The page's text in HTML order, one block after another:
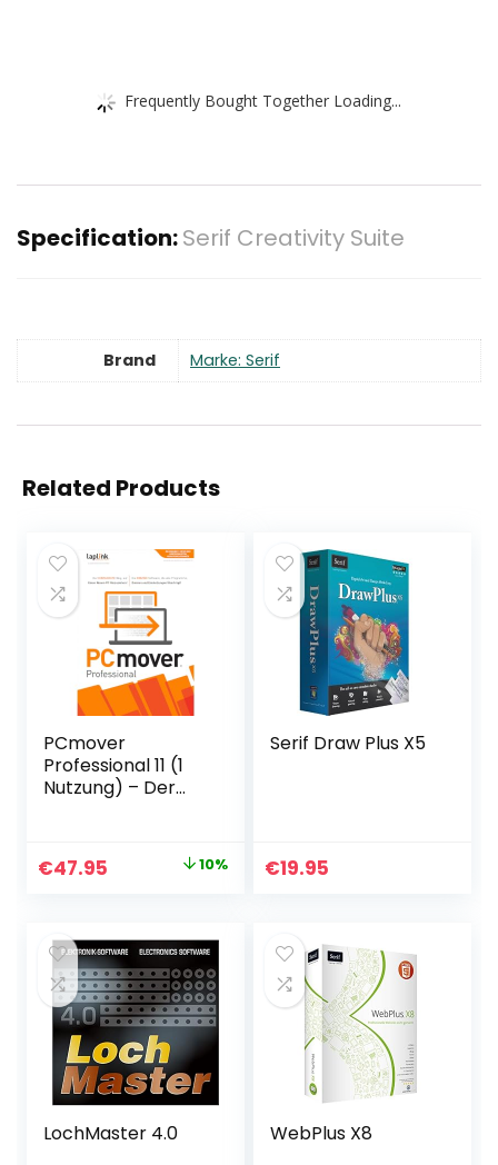
Frequently Bought Together Loading...
Specification:Serif Creativity Suite
Brand Marke: Serif
Related Products
PCmover
Professional 11 (1
Nutzung) – Der
PC umzuziehen!
[Download]
Original
€53.49.
€47.95 Current
€47.95.
10%
Serif Draw Plus X5
€19.95
LochMaster 4.0 WebPlus X8